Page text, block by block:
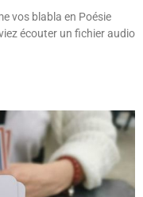
vos blabla en Poésie
écouter un fichier audio